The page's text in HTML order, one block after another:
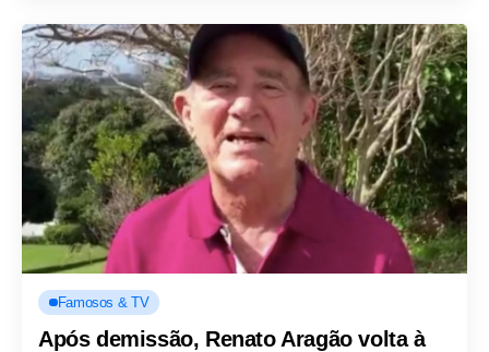
Famosos & TV
Após demissão, Renato Aragão volta à